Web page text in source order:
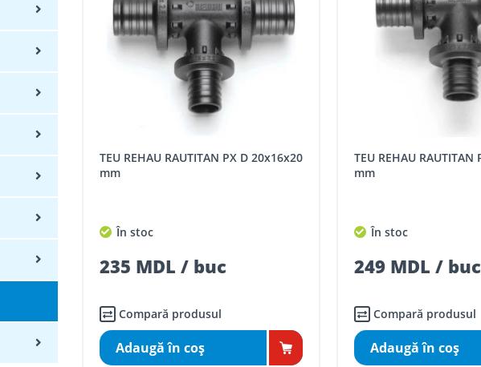
TEU REHAU RAUTITAN PX D 20x16x20
mm
În stoc
235 MDL / buc
Compară produsul
Adaugă în coş
TEU REHAU RAUTITAN PX D 20x20x16
mm
În stoc
249 MDL / buc
Compară produsul
Adaugă în coş